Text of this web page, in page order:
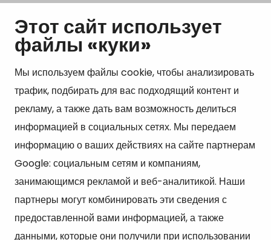
Этот сайт использует
файлы «куки»
Мы используем файлы cookie, чтобы анализировать
трафик, подбирать для вас подходящий контент и
рекламу, а также дать вам возможность делиться
информацией в социальных сетях. Мы передаем
информацию о ваших действиях на сайте партнерам
Google: социальным сетям и компаниям,
занимающимся рекламой и веб-аналитикой. Наши
партнеры могут комбинировать эти сведения с
предоставленной вами информацией, а также
данными, которые они получили при использовании
Show my cookie settings
Kangasniemen kunta
Otto Mannisen tie 2
51200 Kangasniemi
kirjaamo@kangasniemi.fi
Puh. 040 719 9370
Y-tunnus 0164690-3